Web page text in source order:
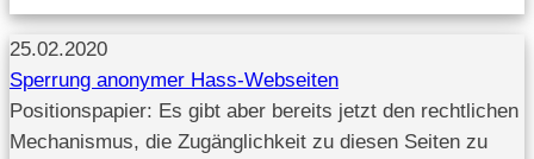
25.02.2020
Sperrung anonymer Hass-Webseiten
Positionspapier: Es gibt aber bereits jetzt den rechtlichen
Mechanismus, die Zugänglichkeit zu diesen Seiten zu